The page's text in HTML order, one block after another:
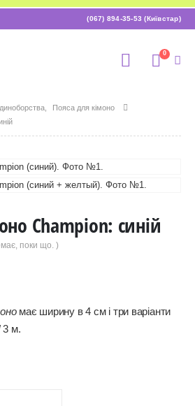
(067) 894-35-53 (Київстар)
0
Пояса для кімоно
Champion: синій
поки що. )
має ширину в 4 см і три варіанти
3 м.